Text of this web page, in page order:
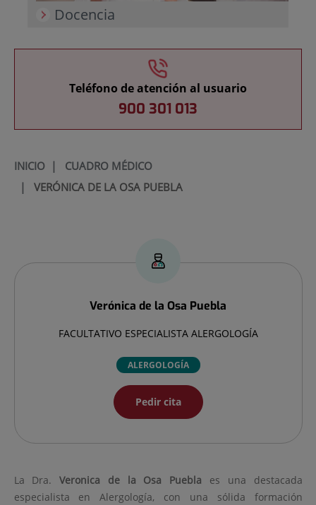
Docencia
Teléfono de atención al usuario
900 301 013
INICIO| CUADRO MÉDICO
| VERÓNICA DE LA OSA PUEBLA
Verónica de la Osa Puebla
FACULTATIVO ESPECIALISTA ALERGOLOGÍA
ALERGOLOGÍA
Pedir cita
La Dra.Veronica de la Osa Puebla es una destacada
especialista en Alergología, con una sólida formación